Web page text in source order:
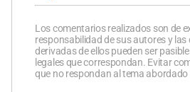
Los comentarios realizados son de
responsabilidad de sus autores y las
derivadas de ellos pueden ser
legales que correspondan. Evitar
que no respondan al tema